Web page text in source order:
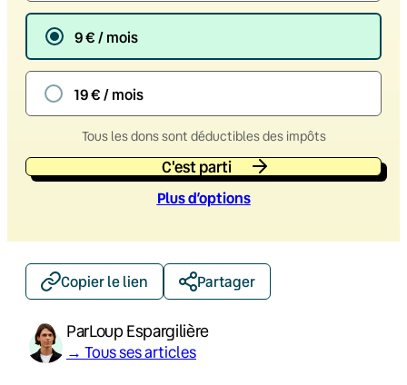
9 € / mois
19 € / mois
Tous les dons sont déductibles des impôts
C'est parti
Plus d’options
Copier le lien Partager
ParLoup Espargilière
→ Tous ses articles